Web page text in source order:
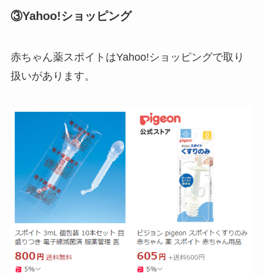
には売ってない？
冷凍ペットボトルはどこに売ってる？ドンキやセ
ブンなどのコンビニで買える！
ストレッチポールはどこで買える？取扱店は100均
やニトリ？
③Yahoo!ショッピング
赤ちゃん薬スポイトはYahoo!ショッピングで取り
扱いがあります。